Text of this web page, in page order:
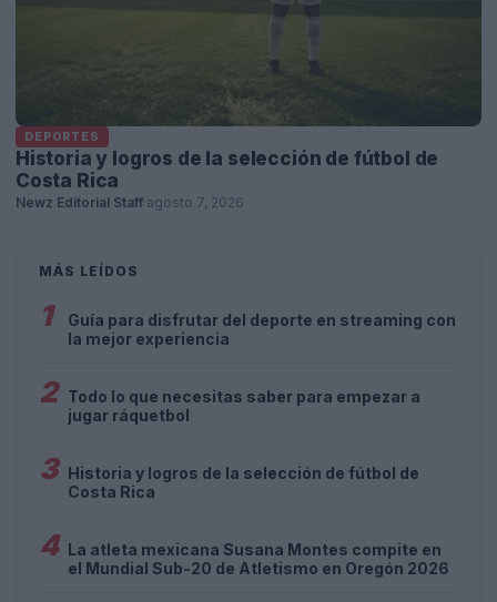
DEPORTES
Historia y logros de la selección de fútbol de
Costa Rica
Newz Editorial Staff agosto 7, 2026
MÁS LEÍDOS
1
Guía para disfrutar del deporte en streaming con
la mejor experiencia
2 Todo lo que necesitas saber para empezar a
jugar ráquetbol
3 Historia y logros de la selección de fútbol de
Costa Rica
4 La atleta mexicana Susana Montes compite en
el Mundial Sub-20 de Atletismo en Oregón 2026